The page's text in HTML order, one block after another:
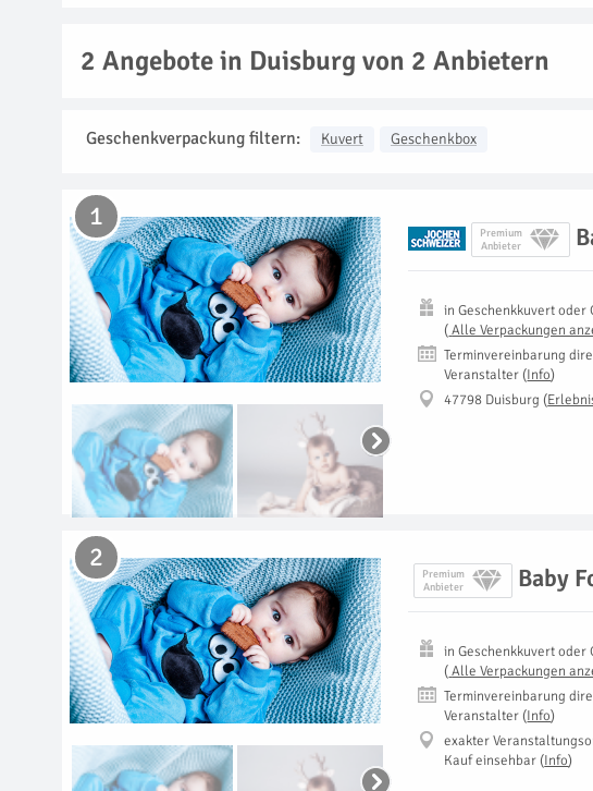
2 Angebote in Duisburg von 2 Anbietern
Geschenkverpackung filtern: Kuvert Geschenkbox
Premium
Anbieter
1
inGeschenkkuvert oder
( Alle Verpackungen
Terminvereinbarung
Veranstalter (Info)
47798 Duisburg (
Premium
Anbieter
Baby
2
inGeschenkkuvert oder
( Alle Verpackungen
Terminvereinbarung
Veranstalter (Info)
exakter
Kauf einsehbar (Info)